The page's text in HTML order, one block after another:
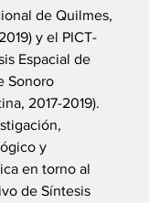
de Quilmes,
y el PICT-
Espacial de
Sonoro
2017-2019).
y
en torno al
de Síntesis